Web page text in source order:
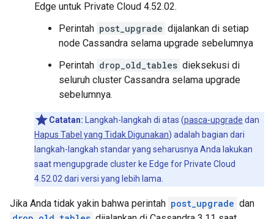
Edge untuk Private Cloud 4.52.02.
Perintah post_upgrade dijalankan di setiap
node Cassandra selama upgrade sebelumnya
Perintah drop_old_tables dieksekusi di
seluruh cluster Cassandra selama upgrade
sebelumnya.
Catatan: Langkah-langkah di atas (pasca-upgrade dan
Hapus Tabel yang Tidak Digunakan) adalah bagian dari
langkah-langkah standar yang seharusnya Anda lakukan
saat mengupgrade cluster ke Edge for Private Cloud
4.52.02 dari versi yang lebih lama.
Jika Anda tidak yakin bahwa perintah post_upgrade dan